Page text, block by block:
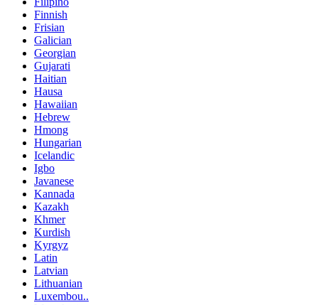
Finnish
Frisian
Galician
Georgian
Gujarati
Haitian
Hausa
Hawaiian
Hebrew
Hmong
Hungarian
Icelandic
Igbo
Javanese
Kannada
Kazakh
Khmer
Kurdish
Kyrgyz
Latin
Latvian
Lithuanian
Luxembou..